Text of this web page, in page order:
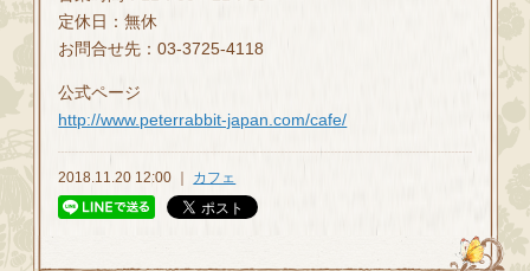
定休日：無休
お問合せ先：03-3725-4118
公式ページ
http://www.peterrabbit-japan.com/cafe/
2018.11.20 12:00 ｜ カフェ